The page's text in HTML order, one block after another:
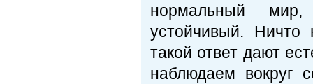
нормальный
устойчивый. Ничто
такой ответ дают
наблюдаем